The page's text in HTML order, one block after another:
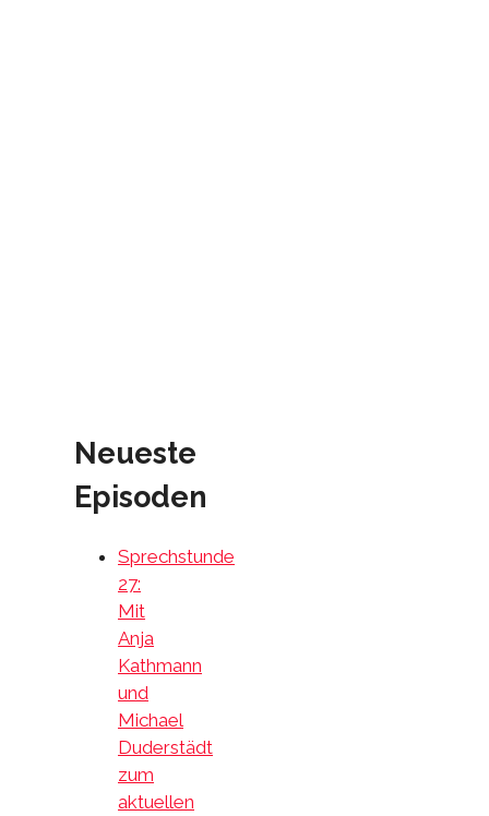
Neueste
Episoden
Sprechstunde
27:
Mit
Anja
Kathmann
und
Michael
Duderstädt
zum
aktuellen